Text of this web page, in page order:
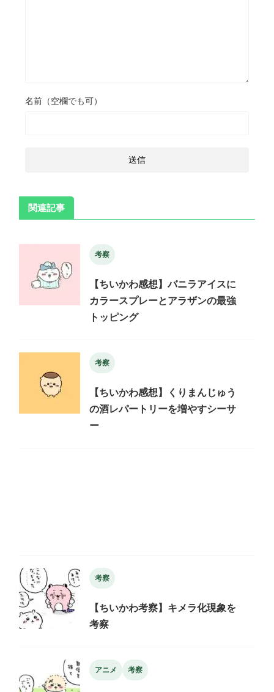
名前（空欄でも可）
関連記事
考察
【ちいかわ感想】バニラアイスに
カラースプレーとアラザンの最強
トッピング
考察
【ちいかわ感想】くりまんじゅう
の酒レパートリーを増やすシーサ
ー
考察
【ちいかわ考察】キメラ化現象を
考察
アニメ 考察